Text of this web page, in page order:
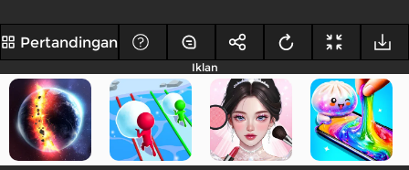
Pertandingan
Iklan